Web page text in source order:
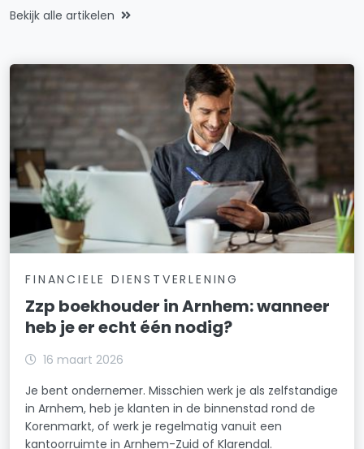
Bekijk alle artikelen
FINANCIELE DIENSTVERLENING
Zzp boekhouder in Arnhem: wanneer
heb je er echt één nodig?
16 maart 2026
Je bent ondernemer. Misschien werk je als zelfstandige
in Arnhem, heb je klanten in de binnenstad rond de
Korenmarkt, of werk je regelmatig vanuit een
kantoorruimte in Arnhem-Zuid of Klarendal.